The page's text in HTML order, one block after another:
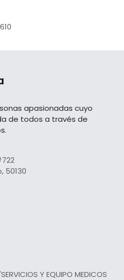
apasionadas cuyo
de todos a través de
50130
Y EQUIPO MEDICOS